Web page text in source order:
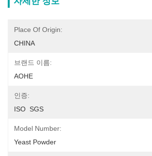
Place Of Origin:
CHINA
브랜드 이름:
AOHE
인증:
ISO  SGS
Model Number:
Yeast Powder